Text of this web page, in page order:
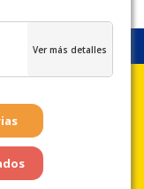
Política de
reservados. - Página